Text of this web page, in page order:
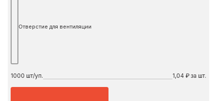
Отверстие для вентиляции
1000 шт/уп. 1,04 ₽ за шт.